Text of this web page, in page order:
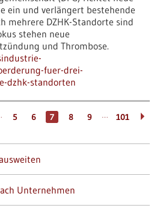
ein und verlängert bestehende
mehrere DZHK-Standorte sind
stehen neue
und Thrombose.
fuer-drei-
dzhk-standorten
5 6 7 8 9 … 101
Unternehmen